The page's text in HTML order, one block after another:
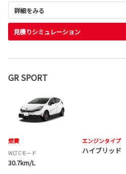
詳細をみる
見積りシミュレーション
GR SPORT
燃費
WLTCモード
30.7km/L
エンジンタイプ
ハイブリッド